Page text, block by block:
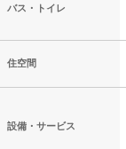
バス・トイレ
住空間
設備・サービス